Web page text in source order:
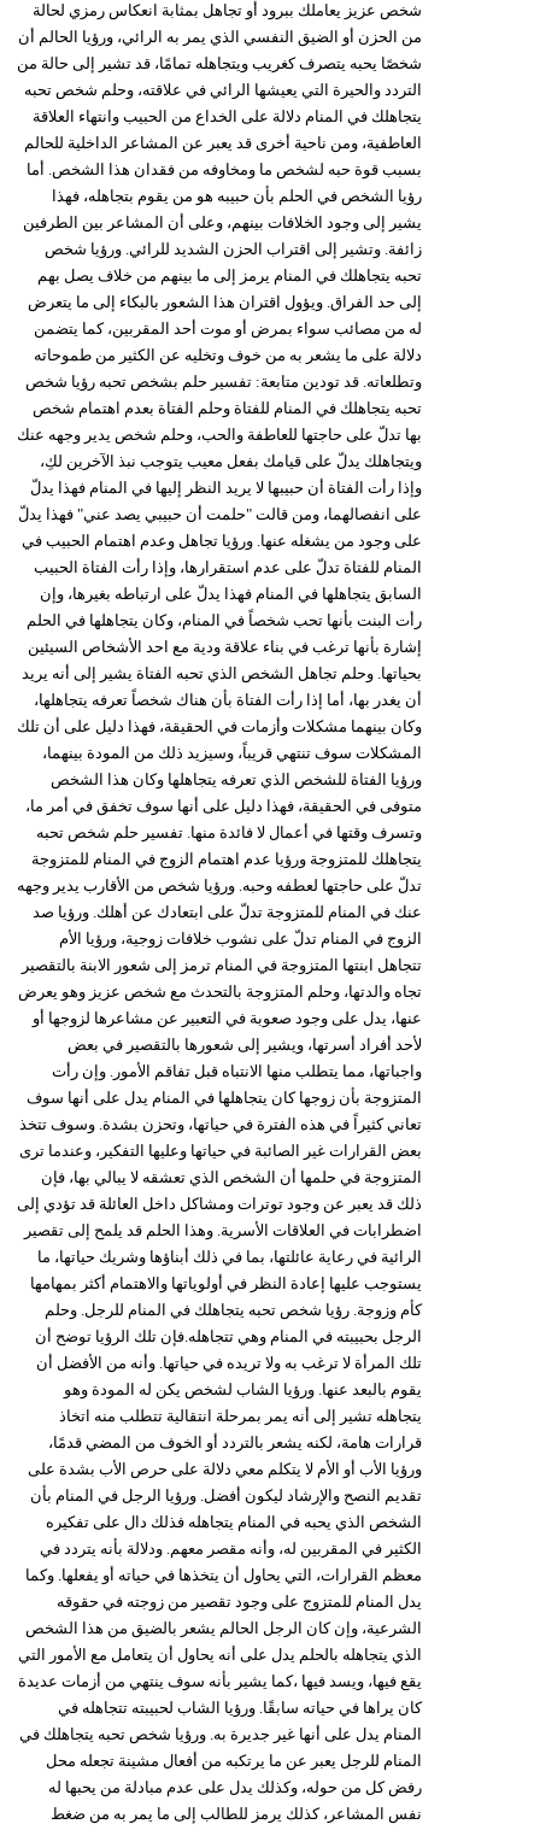
شخص عزيز يعاملك ببرود أو تجاهل بمثابة انعكاس رمزي لحالة
من الحزن أو الضيق النفسي الذي يمر به الرائي، ورؤيا الحالم أن
شخصًا يحبه يتصرف كغريب ويتجاهله تمامًا، قد تشير إلى حالة من
التردد والحيرة التي يعيشها الرائي في علاقته، وحلم شخص تحبه
يتجاهلك في المنام دلالة على الخداع من الحبيب وانتهاء العلاقة
العاطفية، ومن ناحية أخرى قد يعبر عن المشاعر الداخلية للحالم
بسبب قوة حبه لشخص ما ومخاوفه من فقدان هذا الشخص. أما
رؤيا الشخص في الحلم بأن حبيبه هو من يقوم بتجاهله، فهذا
يشير إلى وجود الخلافات بينهم، وعلى أن المشاعر بين الطرفين
زائفة. وتشير إلى اقتراب الحزن الشديد للرائي. ورؤيا شخص
تحبه يتجاهلك في المنام يرمز إلى ما بينهم من خلاف يصل بهم
إلى حد الفراق. ويؤول اقتران هذا الشعور بالبكاء إلى ما يتعرض
له من مصائب سواء بمرض أو موت أحد المقربين، كما يتضمن
دلالة على ما يشعر به من خوف وتخليه عن الكثير من طموحاته
وتطلعاته. قد تودين متابعة: تفسير حلم بشخص تحبه رؤيا شخص
تحبه يتجاهلك في المنام للفتاة وحلم الفتاة بعدم اهتمام شخص
بها تدلّ على حاجتها للعاطفة والحب، وحلم شخص يدير وجهه عنك
ويتجاهلك يدلّ على قيامك بفعل معيب يتوجب نبذ الآخرين لكِ،
وإذا رأت الفتاة أن حبيبها لا يريد النظر إليها في المنام فهذا يدلّ
على انفصالهما، ومن قالت "حلمت أن حبيبي يصد عني" فهذا يدلّ
على وجود من يشغله عنها. ورؤيا تجاهل وعدم اهتمام الحبيب في
المنام للفتاة تدلّ على عدم استقرارها، وإذا رأت الفتاة الحبيب
السابق يتجاهلها في المنام فهذا يدلّ على ارتباطه بغيرها، وإن
رأت البنت بأنها تحب شخصاً في المنام، وكان يتجاهلها في الحلم
إشارة بأنها ترغب في بناء علاقة ودية مع احد الأشخاص السيئين
بحياتها. وحلم تجاهل الشخص الذي تحبه الفتاة يشير إلى أنه يريد
أن يغدر بها، أما إذا رأت الفتاة بأن هناك شخصاً تعرفه يتجاهلها،
وكان بينهما مشكلات وأزمات في الحقيقة، فهذا دليل على أن تلك
المشكلات سوف تنتهي قريباً، وسيزيد ذلك من المودة بينهما،
ورؤيا الفتاة للشخص الذي تعرفه يتجاهلها وكان هذا الشخص
متوفى في الحقيقة، فهذا دليل على أنها سوف تخفق في أمر ما،
وتسرف وقتها في أعمال لا فائدة منها. تفسير حلم شخص تحبه
يتجاهلك للمتزوجة ورؤيا عدم اهتمام الزوج في المنام للمتزوجة
تدلّ على حاجتها لعطفه وحبه. ورؤيا شخص من الأقارب يدير وجهه
عنك في المنام للمتزوجة تدلّ على ابتعادك عن أهلك. ورؤيا صد
الزوج في المنام تدلّ على نشوب خلافات زوجية، ورؤيا الأم
تتجاهل ابنتها المتزوجة في المنام ترمز إلى شعور الابنة بالتقصير
تجاه والدتها، وحلم المتزوجة بالتحدث مع شخص عزيز وهو يعرض
عنها، يدل على وجود صعوبة في التعبير عن مشاعرها لزوجها أو
لأحد أفراد أسرتها، ويشير إلى شعورها بالتقصير في بعض
واجباتها، مما يتطلب منها الانتباه قبل تفاقم الأمور. وإن رأت
المتزوجة بأن زوجها كان يتجاهلها في المنام يدل على أنها سوف
تعاني كثيراً في هذه الفترة في حياتها، وتحزن بشدة. وسوف تتخذ
بعض القرارات غير الصائبة في حياتها وعليها التفكير، وعندما ترى
المتزوجة في حلمها أن الشخص الذي تعشقه لا يبالي بها، فإن
ذلك قد يعبر عن وجود توترات ومشاكل داخل العائلة قد تؤدي إلى
اضطرابات في العلاقات الأسرية. وهذا الحلم قد يلمح إلى تقصير
الرائية في رعاية عائلتها، بما في ذلك أبناؤها وشريك حياتها، ما
يستوجب عليها إعادة النظر في أولوياتها والاهتمام أكثر بمهامها
كأم وزوجة. رؤيا شخص تحبه يتجاهلك في المنام للرجل. وحلم
الرجل بحبيبته في المنام وهي تتجاهله.فإن تلك الرؤيا توضح أن
تلك المرأة لا ترغب به ولا تريده في حياتها. وأنه من الأفضل أن
يقوم بالبعد عنها. ورؤيا الشاب لشخص يكن له المودة وهو
يتجاهله تشير إلى أنه يمر بمرحلة انتقالية تتطلب منه اتخاذ
قرارات هامة، لكنه يشعر بالتردد أو الخوف من المضي قدمًا،
ورؤيا الأب أو الأم لا يتكلم معي دلالة على حرص الأب بشدة على
تقديم النصح والإرشاد ليكون أفضل. ورؤيا الرجل في المنام بأن
الشخص الذي يحبه في المنام يتجاهله فذلك دال على تفكيره
الكثير في المقربين له، وأنه مقصر معهم. ودلالة بأنه يتردد في
معظم القرارات، التي يحاول أن يتخذها في حياته أو يفعلها. وكما
يدل المنام للمتزوج على وجود تقصير من زوجته في حقوقه
الشرعية، وإن كان الرجل الحالم يشعر بالضيق من هذا الشخص
الذي يتجاهله بالحلم يدل على أنه يحاول أن يتعامل مع الأمور التي
يقع فيها، ويسد فيها ،كما يشير بأنه سوف ينتهي من أزمات عديدة
كان يراها في حياته سابقًا. ورؤيا الشاب لحبيبته تتجاهله في
المنام يدل على أنها غير جديرة به. ورؤيا شخص تحبه يتجاهلك في
المنام للرجل يعبر عن ما يرتكبه من أفعال مشينة تجعله محل
رفض كل من حوله، وكذلك يدل على عدم مبادلة من يحبها له
نفس المشاعر، كذلك يرمز للطالب إلى ما يمر به من ضغط